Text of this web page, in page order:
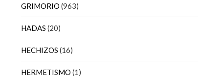
GRIMORIO (963)
HADAS (20)
HECHIZOS (16)
HERMETISMO (1)